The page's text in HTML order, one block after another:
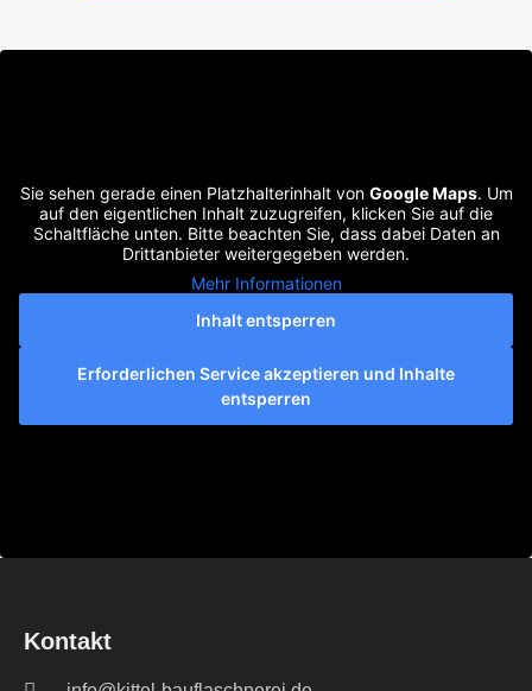
Sie sehen gerade einen Platzhalterinhalt von Google Maps. Um
auf den eigentlichen Inhalt zuzugreifen, klicken Sie auf die
Schaltfläche unten. Bitte beachten Sie, dass dabei Daten an
Drittanbieter weitergegeben werden.
Mehr Informationen
Inhalt entsperren
Erforderlichen Service akzeptieren und Inhalte
entsperren
Kontakt